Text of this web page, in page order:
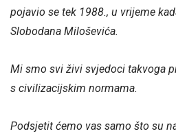
pojavio se tek 1988., u vrijeme
Slobodana Miloševića.
Mi smo svi živi svjedoci takvoga
s civilizacijskim normama.
Podsjetit ćemo vas samo što su